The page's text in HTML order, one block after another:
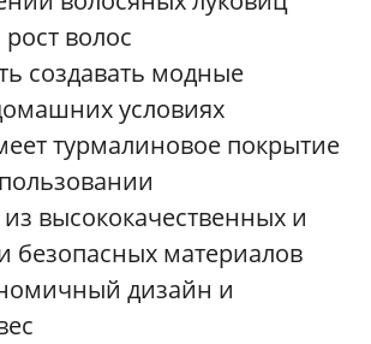
волос
создавать модные
условиях
турмалиновое покрытие
высококачественных и
безопасных материалов
дизайн и